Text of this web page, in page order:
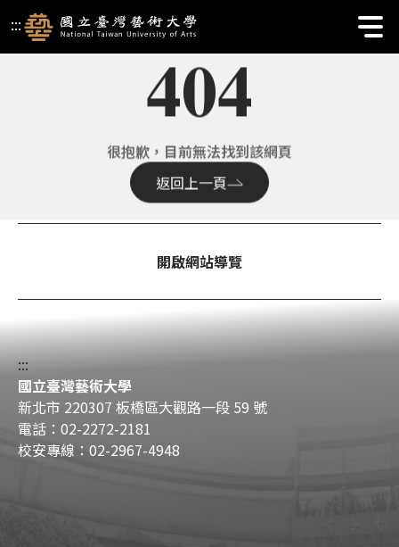
國立臺灣藝術大學校首頁 | 404
:::
404
很抱歉，目前無法找到該網頁
返回上一頁
開啟網站導覽
:::
國立臺灣藝術大學
新北市 220307 板橋區大觀路一段 59 號
電話：02-2272-2181
校安專線：02-2967-4948